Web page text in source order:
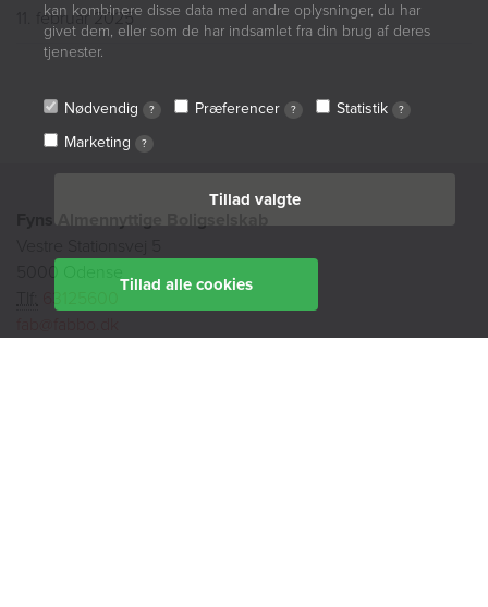
kan kombinere disse data med andre oplysninger, du har
givet dem, eller som de har indsamlet fra din brug af deres
tjenester.
Nødvendig ? Præferencer ? Statistik ?
Marketing ?
Tillad valgte
Tillad alle cookies
11. februar 2025
Fyns Almennyttige Boligselskab